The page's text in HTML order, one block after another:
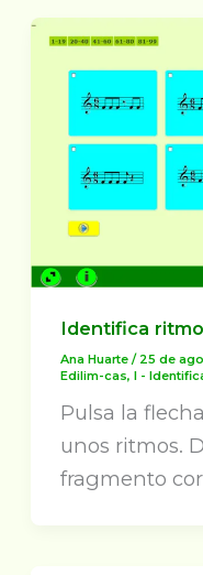
Identifica
Ana Huarte/ 25 de
Edilim-cas,I -
Pulsa la
unos ritmos.
fragmento